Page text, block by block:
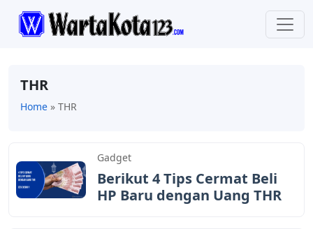
THR
Home » THR
Gadget
Berikut 4 Tips Cermat Beli
HP Baru dengan Uang THR